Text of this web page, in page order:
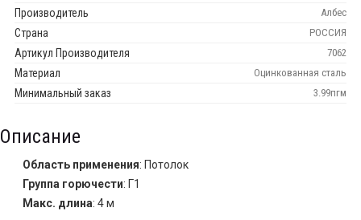
Производитель Албес
Страна РОССИЯ
Артикул Производителя 7062
Материал Оцинкованная сталь
Минимальный заказ 3.99пгм
Описание
Область применения: Потолок
Группа горючести: Г1
Макс. длина: 4 м